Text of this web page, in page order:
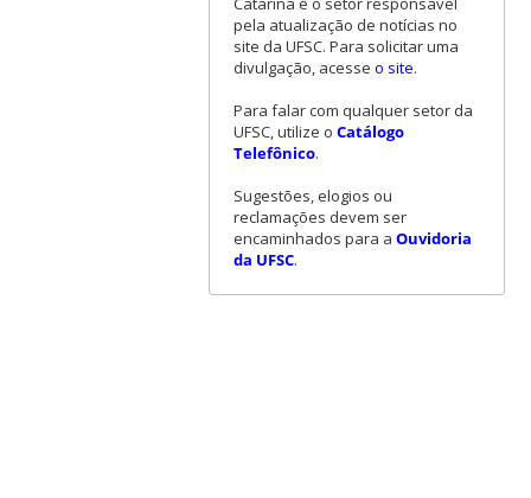
pela atualização de notícias no
site da UFSC. Para solicitar uma
divulgação, acesse o site.
Para falar com qualquer setor da
UFSC, utilize o Catálogo
Telefônico.
Sugestões, elogios ou
reclamações devem ser
encaminhados para a Ouvidoria
da UFSC.